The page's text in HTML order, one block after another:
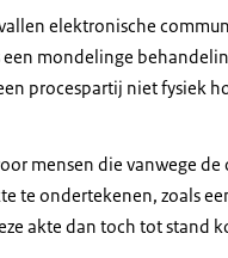
elektronische
mondelinge
procespartij niet fysiek
mensen die vanwege
te ondertekenen, zoals
akte dan toch tot stand